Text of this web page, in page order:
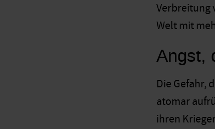
Verbreitung
Welt mit
Angst,
Die Gefahr,
atomar
ihren